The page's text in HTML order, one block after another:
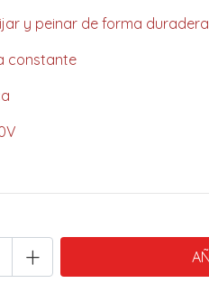
y peinar de forma duradera
constante
+